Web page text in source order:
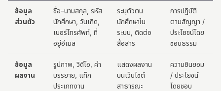
ข้อมูล
ส่วนตัว
ชื่อ–นามสกุล, รหัส
นักศึกษา, วันเกิด,
เบอร์โทรศัพท์, ที่
อยู่อีเมล
ระบุตัวตน
นักศึกษาใน
ระบบ, ติดต่อ
สื่อสาร
การปฏิบัติ
ตามสัญญา /
ประโยชน์โดย
ชอบธรรม
ข้อมูล
ผลงาน
รูปภาพ, วิดีโอ, คำ
บรรยาย, แท็ก
ประเภทงาน
แสดงผลงาน
บนเว็บไซต์
สาธารณะ
ความยินยอม
/ ประโยชน์
โดยชอบ